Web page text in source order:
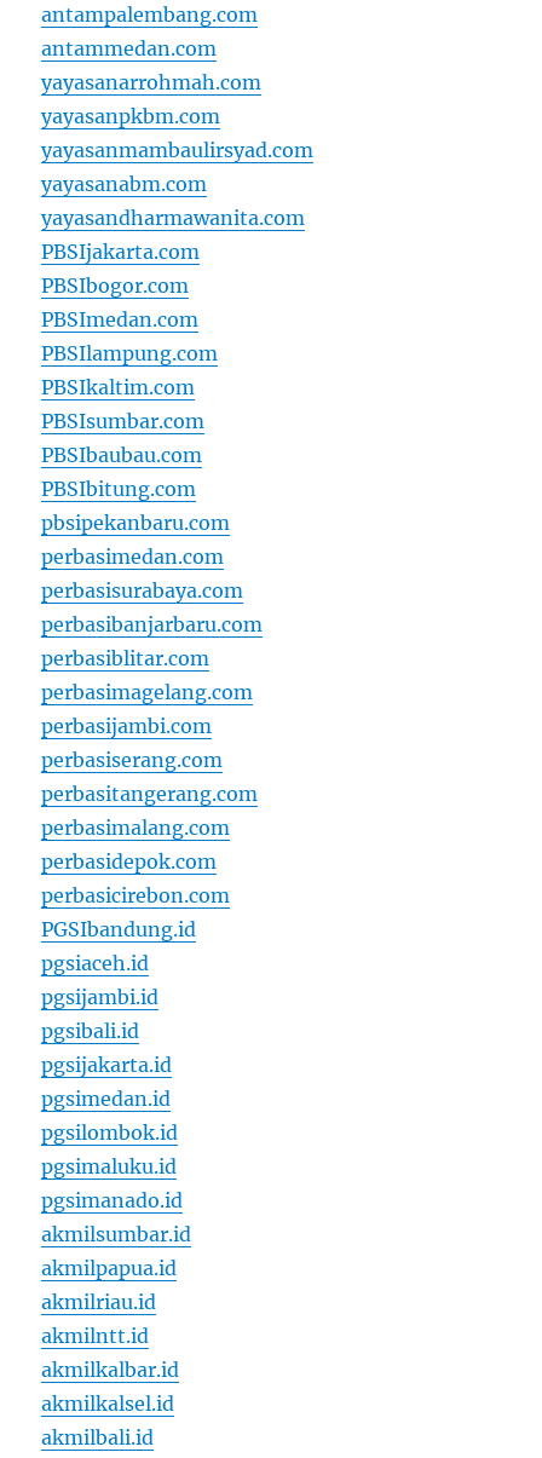
antampalembang.com
antammedan.com
yayasanarrohmah.com
yayasanpkbm.com
yayasanmambaulirsyad.com
yayasanabm.com
yayasandharmawanita.com
PBSIjakarta.com
PBSIbogor.com
PBSImedan.com
PBSIlampung.com
PBSIkaltim.com
PBSIsumbar.com
PBSIbaubau.com
PBSIbitung.com
pbsipekanbaru.com
perbasimedan.com
perbasisurabaya.com
perbasibanjarbaru.com
perbasiblitar.com
perbasimagelang.com
perbasijambi.com
perbasiserang.com
perbasitangerang.com
perbasimalang.com
perbasidepok.com
perbasicirebon.com
PGSIbandung.id
pgsiaceh.id
pgsijambi.id
pgsibali.id
pgsijakarta.id
pgsimedan.id
pgsilombok.id
pgsimaluku.id
pgsimanado.id
akmilsumbar.id
akmilpapua.id
akmilriau.id
akmilntt.id
akmilkalbar.id
akmilkalsel.id
akmilbali.id